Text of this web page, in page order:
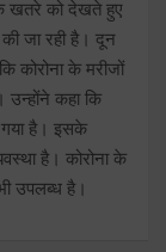
के खतरे को देखते हुए
जा रही है। दून
कोरोना के मरीजों
कहा कि
गया है। इसके
है। कोरोना के
उपलब्ध है।